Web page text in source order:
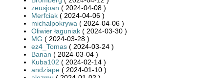
zeusjoan ( 2024-04-08 )
Merfciak ( 2024-04-06 )
michalpokrywa ( 2024-04-06 )
Oliwier łaguniak ( 2024-03-30 )
MG ( 2024-03-28 )
ez4_Tomas ( 2024-03-24 )
Banan ( 2024-03-04 )
Kuba102 ( 2024-02-14 )
andziape ( 2024-01-10 )